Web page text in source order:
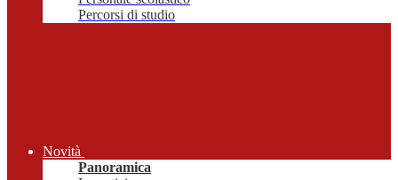
Percorsi di studio
Novità
Panoramica